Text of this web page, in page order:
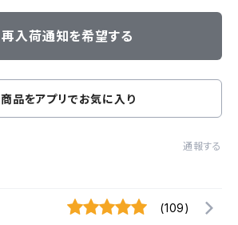
再入荷通知を希望する
商品をアプリでお気に入り
通報する
(109)